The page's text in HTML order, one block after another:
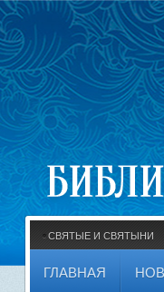
СВЯТЫЕ И СВЯТЫНИ
ГЛАВНАЯ